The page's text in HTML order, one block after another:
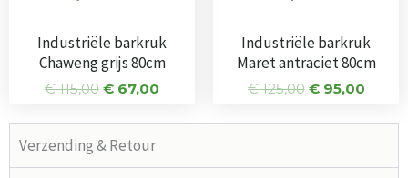
Industriële barkruk
Chaweng grijs 80cm
€115,00 € 67,00
Industriële barkruk
Maret antraciet 80cm
€125,00 €95,00
Verzending & Retour